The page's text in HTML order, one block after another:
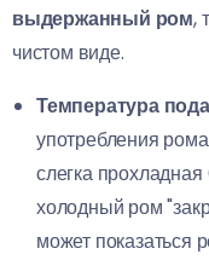
выдержанный ром,
чистом виде.
Температура
употребления
слегка
холодный ром
может показаться